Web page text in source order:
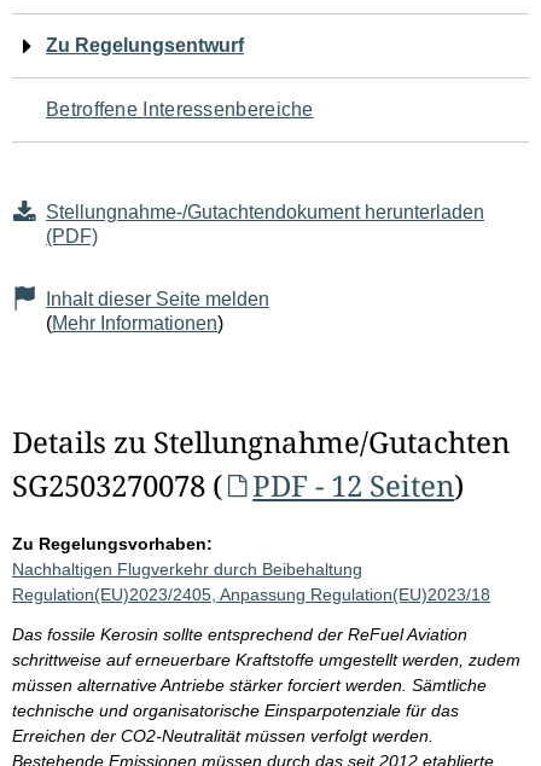
für
den
Seiteninhalt
Zu Regelungsentwurf
Betroffene Interessenbereiche
Stellungnahme-/Gutachtendokument herunterladen
(PDF)
Inhalt dieser Seite melden
(Mehr Informationen)
Details zu Stellungnahme/Gutachten
SG2503270078 (
PDF - 12 Seiten)
Zu Regelungsvorhaben:
Nachhaltigen Flugverkehr durch Beibehaltung
Regulation(EU)2023/2405, Anpassung Regulation(EU)2023/18
Das fossile Kerosin sollte entsprechend der ReFuel Aviation
schrittweise auf erneuerbare Kraftstoffe umgestellt werden, zudem
müssen alternative Antriebe stärker forciert werden. Sämtliche
technische und organisatorische Einsparpotenziale für das
Erreichen der CO2-Neutralität müssen verfolgt werden.
Bestehende Emissionen müssen durch das seit 2012 etablierte